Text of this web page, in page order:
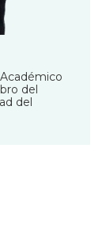
del
del